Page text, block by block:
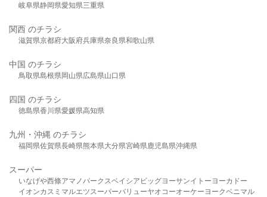
岐阜県静岡県愛知県三重県
関西 のチラシ
滋賀県京都府大阪府兵庫県奈良県和歌山県
中国 のチラシ
鳥取県島根県岡山県広島県山口県
四国 のチラシ
徳島県香川県愛媛県高知県
九州・沖縄 のチラシ
福岡県佐賀県長崎県熊本県大分県宮崎県鹿児島県沖縄県
スーパー
いなげや西條アマノパークスベイシア ビッグヨーサンイトーヨーカドー
イオンカスミ マルエツスーパーバリューヤオコーオーケー ヨークベニマル